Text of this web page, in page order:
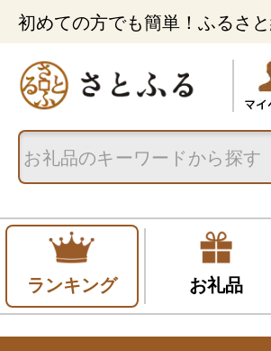
初めての方でも簡単！ふるさ
ランキング お礼品